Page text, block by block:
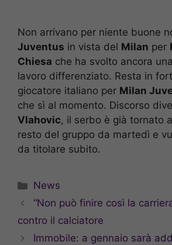
Non arrivano per niente buone
Juventus in vista del Milan per
Chiesa che ha svolto ancora
lavoro differenziato. Resta in
giocatore italiano per Milan
che sì al momento. Discorso
Vlahovic, il serbo è già tornato
resto del gruppo da martedì e
da titolare subito.
Categorie
News
“Non può finire così la
contro il calciatore
Immobile: a gennaio sarà